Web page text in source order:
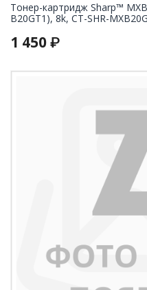
Тонер-картридж Sharp™
B20GT1), 8k, CT-SHR-
1 450 ₽